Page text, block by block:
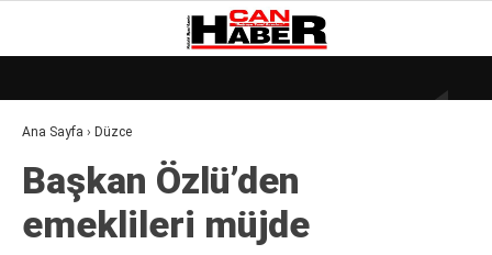
20.8°
GALERİ
DÜNYA
EKONOMI
Ana Sayfa › Düzce
Başkan Özlü’den
emeklileri müjde